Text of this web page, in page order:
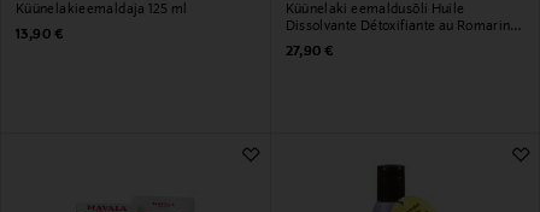
Küünelakieemaldaja 125 ml
Original Price
13,90 €
Küünelaki eemaldusõli Huile
Dissolvante Détoxifiante au Romarin
100 ml
Original Price
27,90 €